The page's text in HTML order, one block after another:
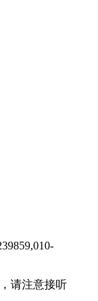
请注意接听